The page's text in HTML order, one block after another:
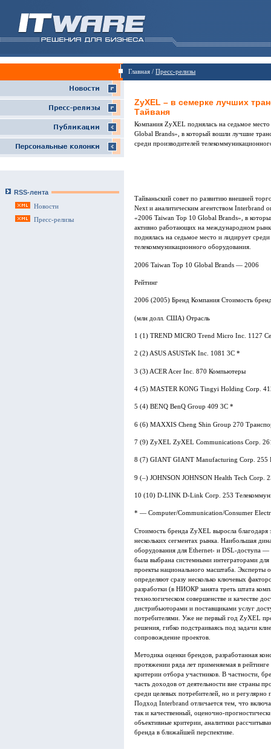
Главная /Пресс-релизы
RSS-лента
Новости
Пресс-релизы
ZyXEL – в семерке лучших
Тайваня
Компания ZyXEL поднялась на седьмое
Global Brands», в который вошли лучшие
среди производителей
Тайваньский совет по развитию внешней
Next и аналитическим агентством Interbrand
«2006 Taiwan Top 10 Global Brands», в
активно работающих на международном
поднялась на седьмое место и лидирует
телекоммуникационного оборудования.
2006 Taiwan Top 10 Global Brands — 2006
Рейтинг
2006 (2005) Бренд Компания Стоимость
(млн долл. США) Отрасль
1 (1) TREND MICRO Trend Micro Inc. 1127
2 (2) ASUS ASUSTeK Inc. 1081 3C *
3 (3) ACER Acer Inc. 870 Компьютеры
4 (5) MASTER KONG Tingyi Holding Corp.
5 (4) BENQ BenQ Group 409 3C *
6 (6) MAXXIS Cheng Shin Group 270
7 (9) ZyXEL ZyXEL Communications Corp.
8 (7) GIANT GIANT Manufacturing Corp. 255
9 (–) JOHNSON JOHNSON Health Tech Corp.
10 (10) D-LINK D-Link Corp. 253
* — Computer/Communication/Consumer
Стоимость бренда ZyXEL выросла благодаря
нескольких сегментах рынка. Наибольшая
оборудования для Ethernet- и DSL-доступа
была выбрана системными интеграторами
проекты национального масштаба. Эксперты
определяют сразу несколько ключевых
разработки (в НИОКР занята треть штата
технологическом совершенстве и качестве
дистрибьюторами и поставщиками услуг
потребителями. Уже не первый год ZyXEL
решения, гибко подстраиваясь под задачи
сопровождение проектов.
Методика оценки брендов, разработанная
протяжении ряда лет применяемая в
критерии отбора участников. В частности,
часть доходов от деятельности вне страны
среди целевых потребителей, но и регулярно
Подход Interbrand отличается тем, что
так и качественный, оценочно-
объективные критерии, аналитики
бренда в ближайшей перспективе.